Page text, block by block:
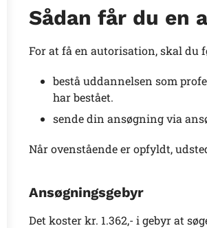
Sådan får du en
For at få en autorisation, skal du
bestå uddannelsen som
har bestået.
sende din ansøgning via
Når ovenstående er opfyldt,
Ansøgningsgebyr
Det koster kr. 1.362,- i gebyr at